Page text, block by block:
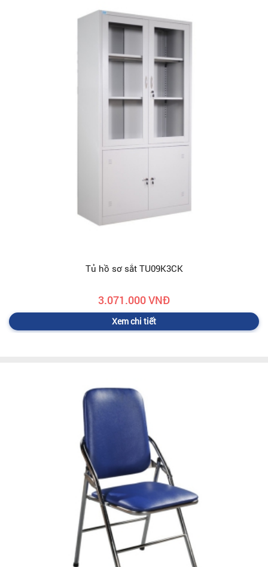
Tủ hồ sơ sắt TU09K3CK
3.071.000 VNĐ
Xem chi tiết